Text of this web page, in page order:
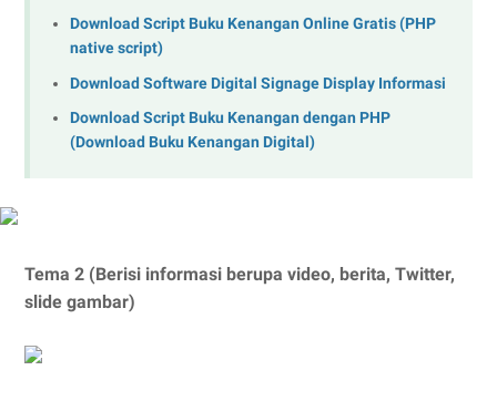
Download Script Buku Kenangan Online Gratis (PHP
native script)
Download Software Digital Signage Display Informasi
Download Script Buku Kenangan dengan PHP
(Download Buku Kenangan Digital)
Tema 2 (Berisi informasi berupa video, berita, Twitter,
slide gambar)